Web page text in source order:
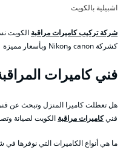
اشبيلية بالكويت
شركة تركيب كاميرات مراقبة الكويت
كشركة canon وNikon وبأسعار مميزة
فني كاميرات
هل تعطلت كاميرا المنزل وتبحث عن فني
فنيكاميرات مراقبة الكويت لصيانة
ما هي أنواع الكاميرات التي نوفرها في